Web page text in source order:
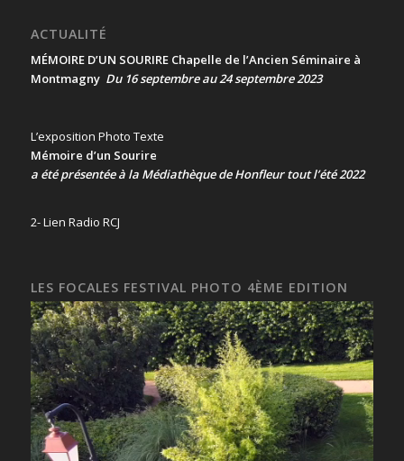
ACTUALITÉ
MÉMOIRE D’UN SOURIRE Chapelle de l’Ancien Séminaire à
Montmagny Du 16 septembre au 24 septembre 2023
L’exposition Photo Texte
Mémoire d’un Sourire
a été présentéeà la Médiathèque de Honfleur tout l’été 2022
2- Lien Radio RCJ
LES FOCALES FESTIVAL PHOTO 4ÈME EDITION